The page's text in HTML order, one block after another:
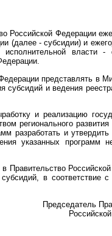
Российской Федерации
(далее - субсидии) и
исполнительной власти -
представлять в
субсидий и ведения
и реализацию
регионального развития
разработать и
указанных программ
Правительство
в соответствие
Председатель